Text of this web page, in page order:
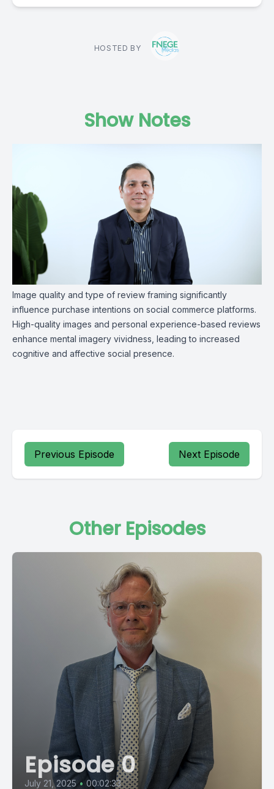
HOSTED BY
Show Notes
Image quality and type of review framing significantly
influence purchase intentions on social commerce platforms.
High-quality images and personal experience-based reviews
enhance mental imagery vividness, leading to increased
cognitive and affective social presence.
Previous Episode Next Episode
Other Episodes
Episode 0
July 21, 2025 • 00:02:33